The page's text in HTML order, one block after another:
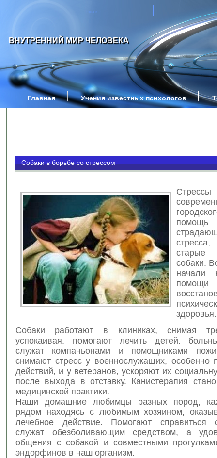
ВНУТРЕННИЙ МИР ЧЕЛОВЕКА
Главная Учения известных психологов
Собаки в борьбе со стрессом
собаки.
начали
здоровья.
Собаки работают в клиниках, снимая
успокаивая, помогают лечить детей,
служат компаньонами и помощниками
снимают стресс у военнослужащих, особенно
действий, и у ветеранов, ускоряют их
после выхода в отставку. Канистерапия
медицинской практики.
Наши домашние любимцы разных пород,
рядом находясь с любимым хозяином,
лечебное действие. Помогают справиться
служат обезболивающим средством, а
общения с собакой и совместными
эндорфинов в наш организм.